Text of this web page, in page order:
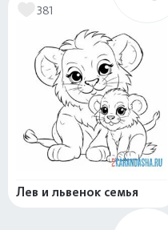
381
Лев и львенок семья